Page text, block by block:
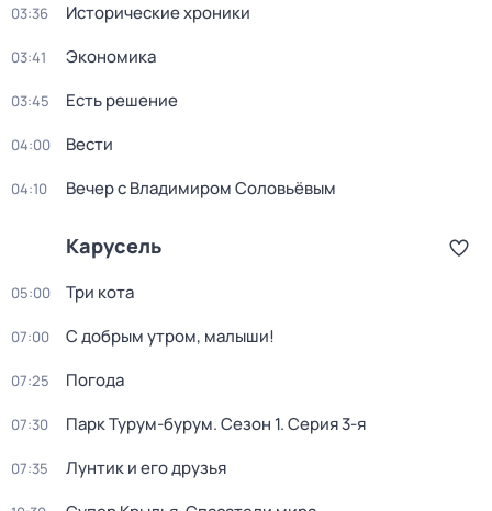
03:36 Исторические хроники
03:41 Экономика
03:45 Есть решение
04:00 Вести
04:10 Вечер с Владимиром Соловьёвым
Карусель
05:00 Три кота
07:00 С добрым утром, малыши!
07:25 Погода
07:30 Парк Турум-бурум. Сезон 1. Серия 3-я
07:35 Лунтик и его друзья